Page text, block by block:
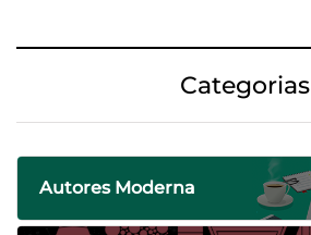
Categorias
Autores Moderna